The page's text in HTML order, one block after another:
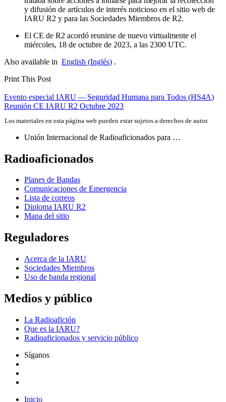
y difusión de artículos de interés noticioso en el sitio web de
IARU R2 y para las Sociedades Miembros de R2.
El CE de R2 acordó reunirse de nuevo virtualmente el
miércoles, 18 de octubre de 2023, a las 2300 UTC.
Also available in English (Inglés) .
Print This Post
Navegación
de
entradas
Evento especial IARU— Seguridad Humana para Todos (HS4A)
Reunión CE IARU R2 Octubre 2023
Los materiales en esta página web pueden estar sujetos a derechos de autor.
Unión Internacional de Radioaficionados para …
Radioaficionados
Planes de Bandas
Comunicaciones de Emergencia
Lista de correos
Diploma IARU R2
Mapa del sitio
Reguladores
Acerca de la IARU
Sociedades Miembros
Uso de banda regional
Medios y público
La Radioafición
Que es la IARU?
Radioaficionados y servicio público
Síganos
Inicio